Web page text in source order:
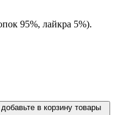
95%, лайкра 5%).